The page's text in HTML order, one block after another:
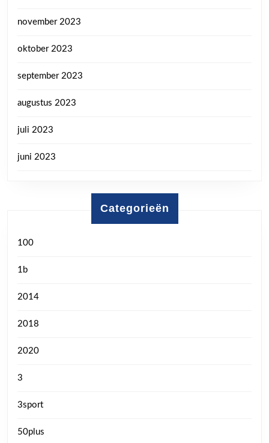
november 2023
oktober 2023
september 2023
augustus 2023
juli 2023
juni 2023
Categorieën
100
1b
2014
2018
2020
3
3sport
50plus